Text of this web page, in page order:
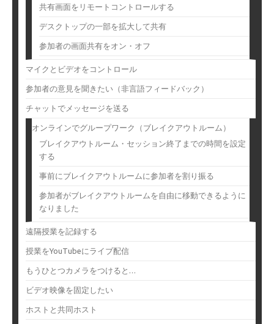
共有画面をリモートコントロールする
デスクトップの一部を拡大して共有
参加者の画面共有をオン・オフ
マイクとビデオをコントロール
参加者の意見を聞きたい（非言語フィードバック）
チャットでメッセージを送る
オンラインでグループワーク（ブレイクアウトルーム）
ブレイクアウトルーム・セッション終了までの時間を設定
する
事前にブレイクアウトルームに参加者を割り振る
参加者がブレイクアウトルームを自由に移動できるように
なりました
遠隔授業を記録する
授業をYouTubeにライブ配信
もうひとつカメラをつけると…
ビデオ映像を固定したい
ホストと共同ホスト